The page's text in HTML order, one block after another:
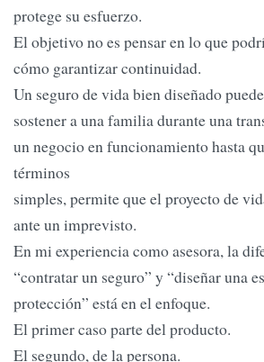
protege su esfuerzo.
El objetivo no es pensar en lo que
cómo garantizar continuidad.
Un seguro de vida bien diseñado
sostener a una familia durante una
un negocio en funcionamiento hasta
términos
simples, permite que el proyecto de
ante un imprevisto.
En mi experiencia como asesora, la
“contratar un seguro” y “diseñar una
protección” está en el enfoque.
El primer caso parte del producto.
El segundo, de la persona.